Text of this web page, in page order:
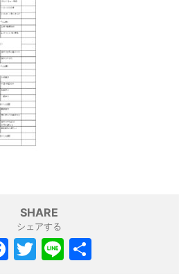
SHARE
シェアする
F T Li